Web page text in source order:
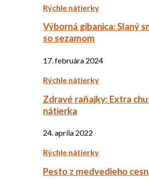
Rýchle nátierky
Výborná gibanica: Slaný
so sezamom
17. februára 2024
Rýchle nátierky
Zdravé raňajky: Extra
nátierka
24. apríla 2022
Rýchle nátierky
Pesto z medvedieho